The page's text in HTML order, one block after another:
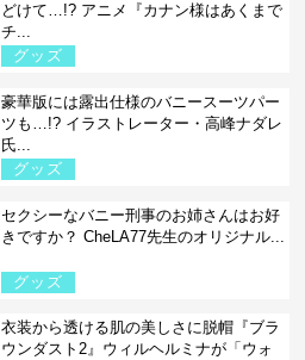
どけて…!? アニメ『カナン様はあくまで
チ...
グッズ
豪華版には露出仕様のバニースーツパー
ツも…!? イラストレーター・高峰ナダレ
氏...
グッズ
セクシーなバニー刑事のお姉さんはお好
きですか？ CheLA77先生のオリジナル...
グッズ
衣装から透ける肌の美しさに脱帽『ブラ
ウンダスト2』ウィルヘルミナが「ウォ